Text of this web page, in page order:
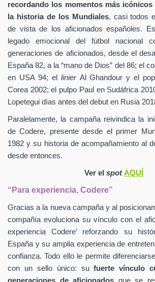
recordando los momentos más icónicos
la historia de los Mundiales, casi todos
de vista de los aficionados españoles.
legado emocional del fútbol nacional
generaciones de aficionados, desde el
España 82, a la “mano de Dios” del 86; el
en USA 94; el linier Al Ghandour y el
Corea 2002; el pulpo Paul en Sudáfrica
Lopetegui días antes del debut en Rusia
Paralelamente, la campaña reivindica la
de Codere, presente desde el primer
1982 y su historia de acompañamiento al
desde entonces.
Ver el spotAQUÍ
“Para experiencia, Codere”
Gracias a la nueva campaña y al
compañía evoluciona su vínculo con el
experiencia Codere’ reforzando su
España y su amplia experiencia de
confianza. Todo ello le permite
con un sello único: sufuerte vínculo